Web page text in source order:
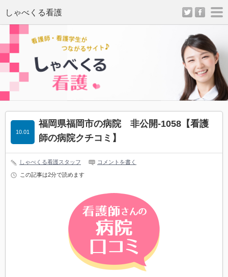
twitter
10.01
福岡県福岡市の病院 非公開-1058 【看護
師の病院クチコミ】
しゃべくる看護スタッフ コメントを書く
この記事は2分で読めます